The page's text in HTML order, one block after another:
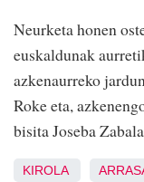
Neurketa honen
euskaldunak
azkenaurreko
Roke eta,
bisita Joseba
KIROLA